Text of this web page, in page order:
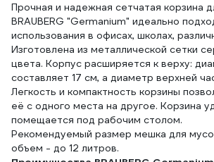
Прочная и надежная сетчатая корзина
BRAUBERG "Germanium" идеально
использования в офисах, школах,
Изготовлена из металлической сетки
цвета. Корпус расширяется к верху:
составляет 17 см, а диаметр верхней
Легкость и компактность корзины
её с одного места на другое. Корзина
помещается под рабочим столом.
Рекомендуемый размер мешка для
объем - до 12 литров.